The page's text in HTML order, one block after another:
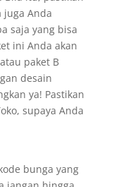
juga Anda
saja yang bisa
ini Anda akan
paket B
desain
ya! Pastikan
supaya Anda
bunga yang